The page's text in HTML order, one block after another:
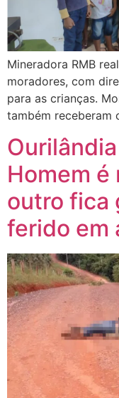
Mineradora RMB
moradores, com
para as crianças.
também receberam
Homem é
outro fica
ferido em